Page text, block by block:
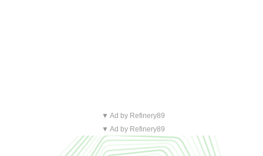
▼ Ad by Refinery89
▼ Ad by Refinery89